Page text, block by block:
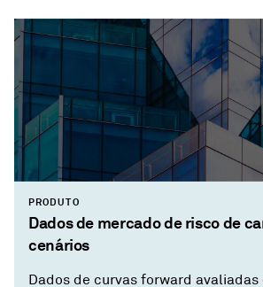
PRODUTO
Dados de mercado de risco de
cenários
Dados de curvas forward